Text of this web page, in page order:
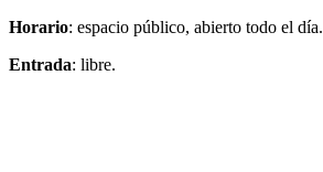
Horario: espacio público, abierto todo el día.
Entrada: libre.